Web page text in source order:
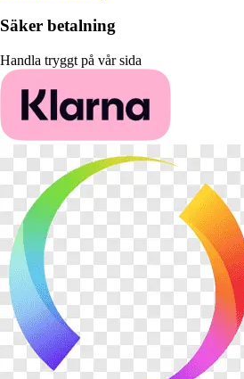
Säker betalning
Handla tryggt på vår sida